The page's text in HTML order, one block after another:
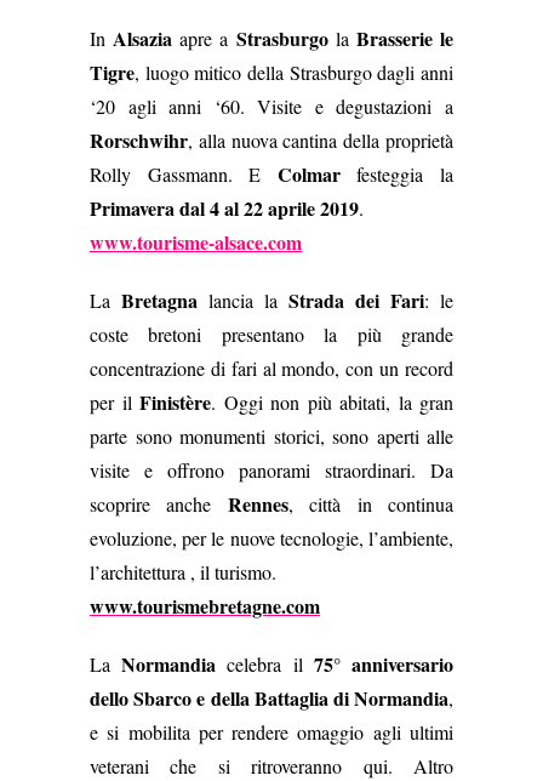
In Alsazia apre a Strasburgola Brasserie le
Tigre, luogo mitico della Strasburgo dagli anni
‘20 agli anni ‘60. Visite e degustazioni a
Rorschwihr, alla nuova cantina della proprietà
Rolly Gassmann. E Colmarfesteggia la
Primavera dal 4 al 22 aprile 2019.
www.tourisme-alsace.com
La Bretagna lancia la Strada dei Fari: le
coste bretoni presentano la più grande
concentrazione di fari al mondo, con un record
per il Finistère. Oggi non più abitati, la gran
parte sono monumenti storici, sono aperti alle
visite e offrono panorami straordinari. Da
scoprire anche Rennes, città in continua
evoluzione, per le nuove tecnologie, l’ambiente,
l’architettura , il turismo.
www.tourismebretagne.com
LaNormandia celebra il 75° anniversario
dello Sbarco e della Battaglia di Normandia,
e si mobilita per rendere omaggio agli ultimi
veterani che si ritroveranno qui. Altro